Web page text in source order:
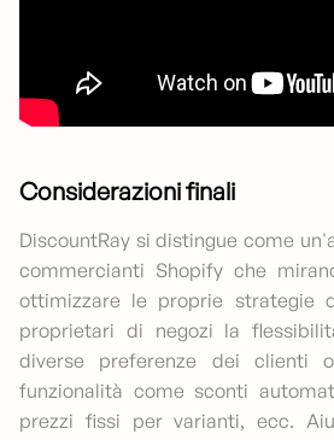
Considerazioni finali
DiscountRay si distingue come
commercianti Shopify che
ottimizzare le proprie strategie
proprietari di negozi la
diverse preferenze dei clienti
funzionalità come sconti
prezzi fissi per varianti, ecc.